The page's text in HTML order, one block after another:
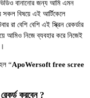
বানানোর জন্য আমি এমন
সকল বিষয়ে এই আর্টিকেলে
রা বেশি বেশি এই স্ক্রিন রেকর্ডার
আমিও নিজে ব্যবহার করে নিজেই
“ApoWersoft free scree
করবেন ?